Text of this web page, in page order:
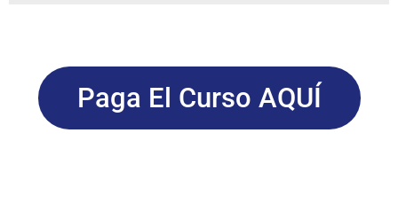
Paga El Curso AQUÍ